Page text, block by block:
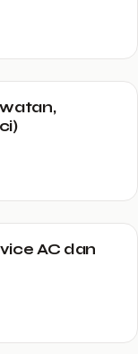
AC dan